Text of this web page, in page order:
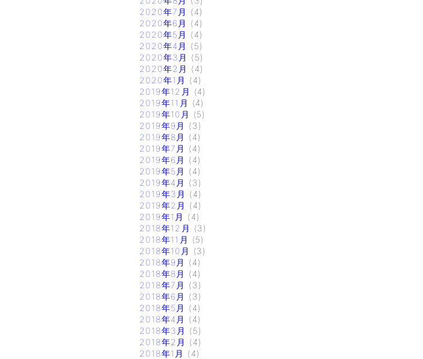
2020年7月
(4)
2020年6月
(4)
2020年5月
(4)
2020年4月
(5)
2020年3月
(5)
2020年2月
(4)
2020年1月
(4)
2019年12月
(4)
2019年11月
(4)
2019年10月
(5)
2019年9月
(3)
2019年8月
(4)
2019年7月
(4)
2019年6月
(4)
2019年5月
(4)
2019年4月
(3)
2019年3月
(4)
2019年2月
(4)
2019年1月
(4)
2018年12月
(3)
2018年11月
(5)
2018年10月
(3)
2018年9月
(4)
2018年8月
(4)
2018年7月
(3)
2018年6月
(3)
2018年5月
(4)
2018年4月
(4)
2018年3月
(5)
2018年2月
(4)
2018年1月
(4)